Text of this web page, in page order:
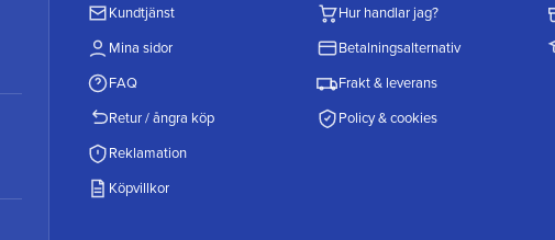
Kundtjänst
Mina sidor
FAQ
Retur / ångra köp
Reklamation
Köpvillkor
Hur handlar jag?
Betalningsalternativ
Frakt & leverans
Policy & cookies